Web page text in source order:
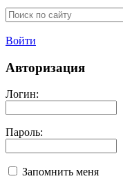
Войти
Авторизация
Логин:
Пароль:
Запомнить меня